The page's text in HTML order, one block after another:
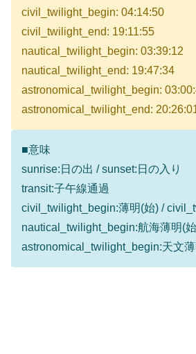
civil_twilight_begin: 04:14:50
civil_twilight_end: 19:11:55
nautical_twilight_begin: 03:39:12
nautical_twilight_end: 19:47:34
astronomical_twilight_begin:
astronomical_twilight_end:
■意味
sunrise:日の出 / sunset:日の入り
transit:子午線通過
civil_twilight_begin:薄明(始) /
nautical_twilight_begin:航海薄明(
astronomical_twilight_begin:天文